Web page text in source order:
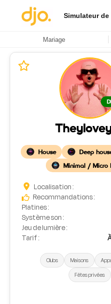
Simulateur de
Mariage
House
Deep
Minimal / Micro
Localisation :
Recommandations :
Platines :
Système son :
Jeu de lumière :
Tarif :
Clubs Maisons
Fêtes privées